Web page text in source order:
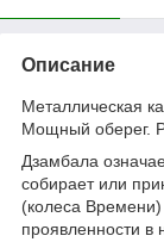
Описание
Металлическая
Мощный оберег.
Дзамбала
собирает или
(колеса
проявленности в